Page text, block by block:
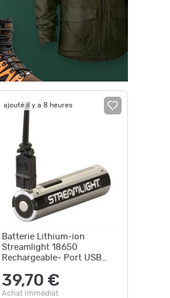
ajouté il y a 8 heures
Batterie Lithium-ion
Streamlight 18650
Rechargeable- Port USB
39,70 €
Achat Immédiat